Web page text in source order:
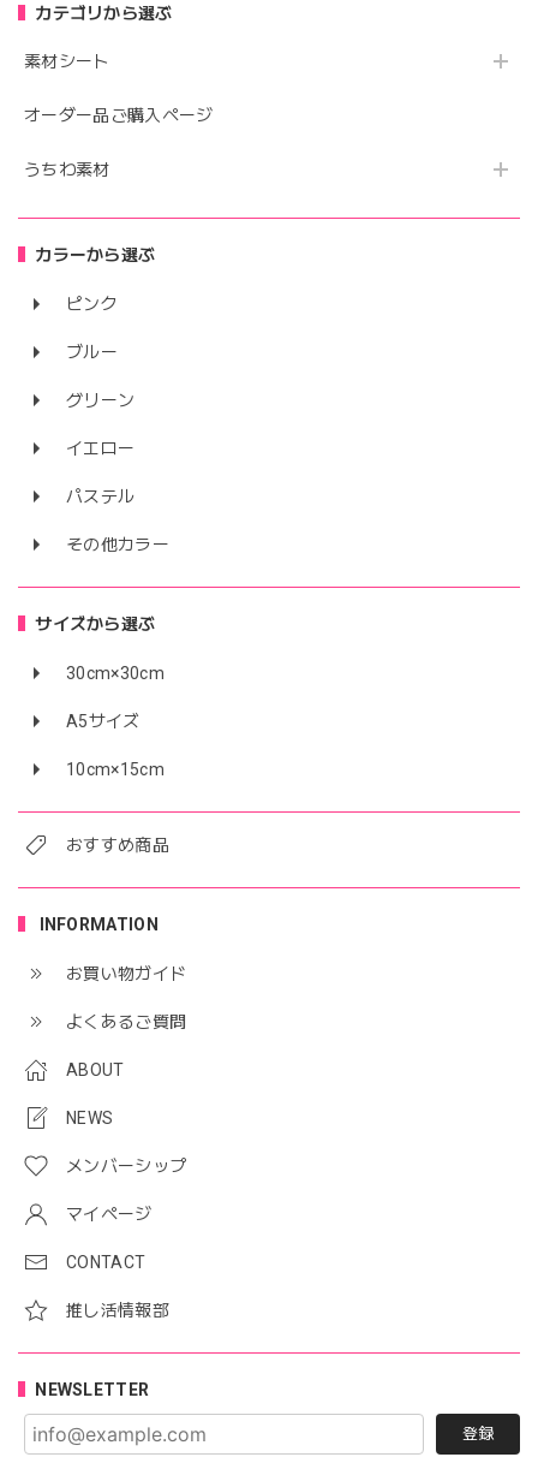
カテゴリから選ぶ
素材シート
オーダー品ご購入ページ
うちわ素材
カラーから選ぶ
ピンク
ブルー
グリーン
イエロー
パステル
その他カラー
サイズから選ぶ
30cm×30cm
A5サイズ
10cm×15cm
おすすめ商品
INFORMATION
お買い物ガイド
よくあるご質問
ABOUT
NEWS
メンバーシップ
マイページ
CONTACT
推し活情報部
NEWSLETTER
登録